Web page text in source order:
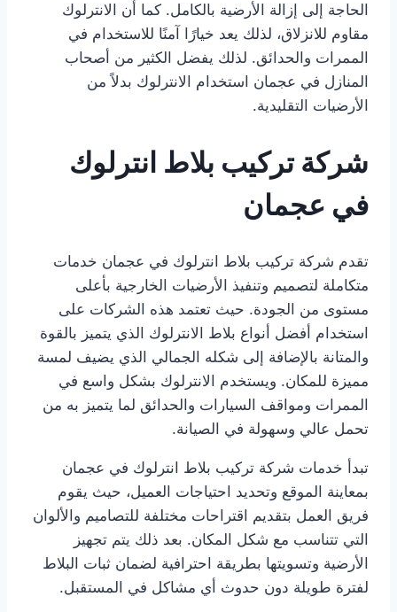
الحاجة إلى إزالة الأرضية بالكامل. كما أن الانترلوك
مقاوم للانزلاق، لذلك يعد خيارًا آمنًا للاستخدام في
الممرات والحدائق. لذلك يفضل الكثير من أصحاب
المنازل في عجمان استخدام الانترلوك بدلاً من
الأرضيات التقليدية.
شركة تركيب بلاط انترلوك
في عجمان
تقدم شركة تركيب بلاط انترلوك في عجمان خدمات
متكاملة لتصميم وتنفيذ الأرضيات الخارجية بأعلى
مستوى من الجودة. حيث تعتمد هذه الشركات على
استخدام أفضل أنواع بلاط الانترلوك الذي يتميز بالقوة
والمتانة بالإضافة إلى شكله الجمالي الذي يضيف لمسة
مميزة للمكان. ويستخدم الانترلوك بشكل واسع في
الممرات ومواقف السيارات والحدائق لما يتميز به من
تحمل عالي وسهولة في الصيانة.
تبدأ خدمات شركة تركيب بلاط انترلوك في عجمان
بمعاينة الموقع وتحديد احتياجات العميل، حيث يقوم
فريق العمل بتقديم اقتراحات مختلفة للتصاميم والألوان
التي تتناسب مع شكل المكان. بعد ذلك يتم تجهيز
الأرضية وتسويتها بطريقة احترافية لضمان ثبات البلاط
لفترة طويلة دون حدوث أي مشاكل في المستقبل.